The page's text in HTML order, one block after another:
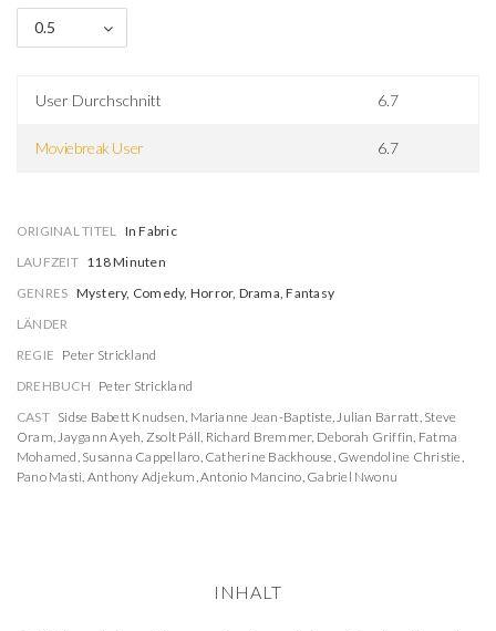
0.5
User Durchschnitt 6.7
Moviebreak User 6.7
ORIGINAL TITEL In Fabric
LAUFZEIT 118 Minuten
GENRES Mystery, Comedy, Horror, Drama, Fantasy
LÄNDER
REGIE Peter Strickland
DREHBUCH Peter Strickland
CAST Sidse Babett Knudsen, Marianne Jean-Baptiste,Julian Barratt, Steve
Oram,Jaygann Ayeh, Zsolt Páll, Richard Bremmer, Deborah Griffin, Fatma
Mohamed, Susanna Cappellaro, Catherine Backhouse, Gwendoline Christie,
Pano Masti, Anthony Adjekum,Antonio Mancino, Gabriel Nwonu
INHALT